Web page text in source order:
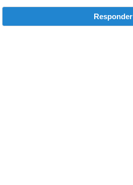
Responder